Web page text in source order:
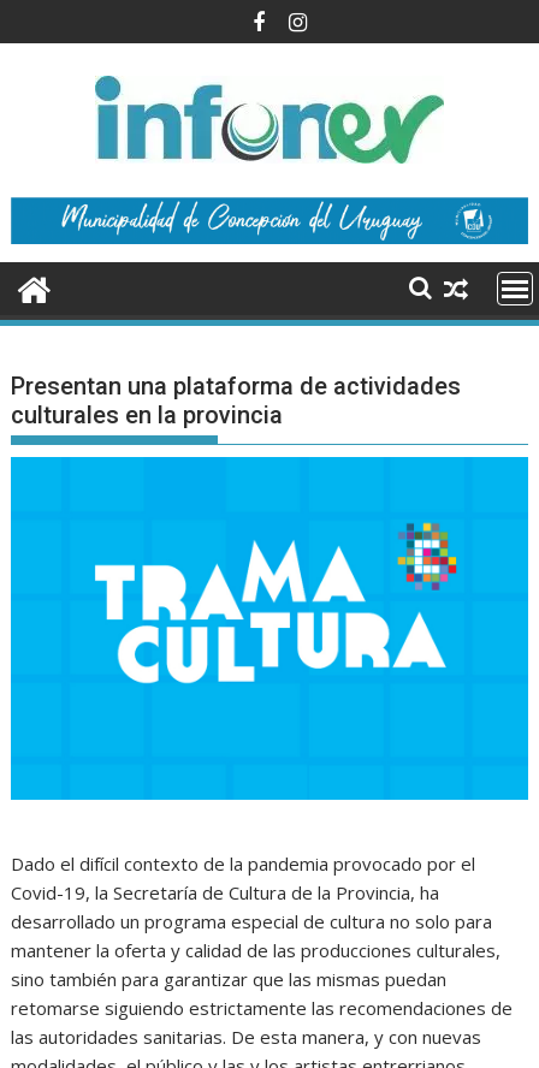
al
Presentan una plataforma de actividades
culturales en la provincia
Dado el difícil contexto de la pandemia provocado por el
Covid-19, la Secretaría de Cultura de la Provincia, ha
desarrollado un programa especial de cultura no solo para
mantener la oferta y calidad de las producciones culturales,
sino también para garantizar que las mismas puedan
retomarse siguiendo estrictamente las recomendaciones de
las autoridades sanitarias. De esta manera, y con nuevas